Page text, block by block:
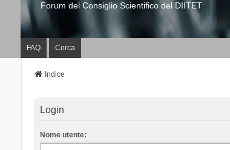
Forum del Consiglio Scientifico del DIITET
FAQ Cerca
Indice
Login
Nome utente: